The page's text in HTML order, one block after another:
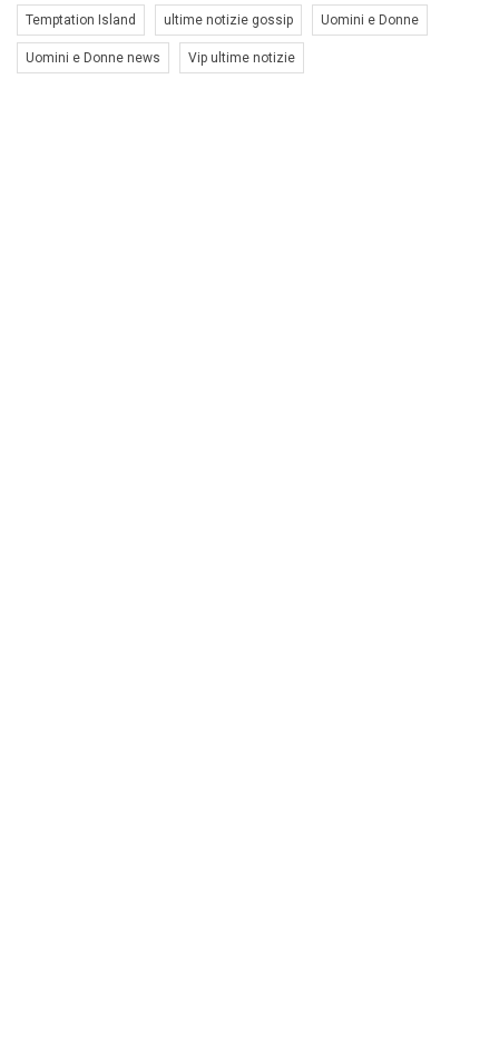
Temptation Island ultime notizie gossip Uomini e Donne
Uomini e Donne news Vip ultime notizie